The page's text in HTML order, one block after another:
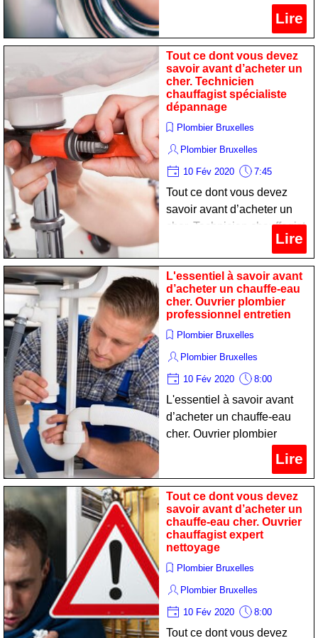
Lire
Tout ce dont vous devez
savoir avant d’acheter un
cher. Technicien
chauffagist spécialiste
dépannage
Plombier Bruxelles
Plombier Bruxelles
10 Fév 2020 7:45
Tout ce dont vous devez
savoir avant d’acheter un
cher. Technicien chauffagist
spécialiste dépannageLire
L'essentiel à savoir avant
d’acheter un chauffe-eau
cher. Ouvrier plombier
professionnel entretien
Plombier Bruxelles
Plombier Bruxelles
10 Fév 2020 8:00
L'essentiel à savoir avant
d’acheter un chauffe-eau
cher. Ouvrier plombier
Lire
Tout ce dont vous devez
savoir avant d’acheter un
chauffe-eau cher. Ouvrier
chauffagist expert
nettoyage
Plombier Bruxelles
Plombier Bruxelles
10 Fév 2020 8:00
Tout ce dont vous devez